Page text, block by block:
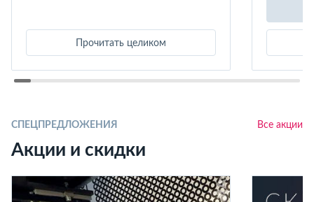
Прочитать целиком
СПЕЦПРЕДЛОЖЕНИЯ Все акции
Акции и скидки